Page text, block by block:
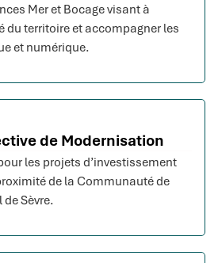
Mer et Bocage visant à
du territoire et accompagner les
et numérique.
de Modernisation
les projets d’investissement
de la Communauté de
Sèvre.